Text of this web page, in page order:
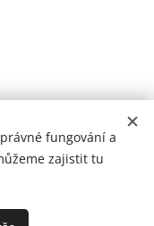
fungování a
zajistit tu